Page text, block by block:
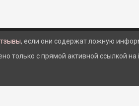
, если они содержат ложную
только с прямой активной ссылкой на